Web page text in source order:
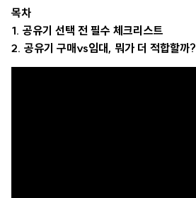
목차
1. 공유기 선택 전 필수 체크리스트
2. 공유기 구매vs임대, 뭐가 더 적합할까?